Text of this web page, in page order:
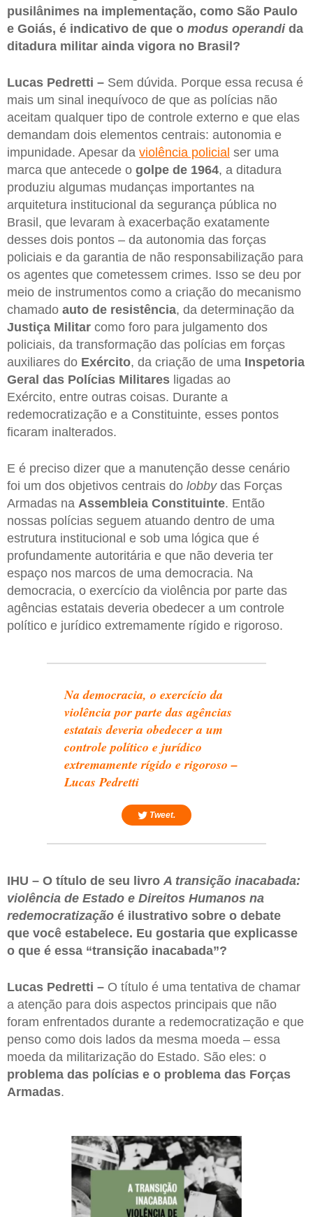
pusilânimes na implementação, como São Paulo
e Goiás, é indicativo de que o modus operandida
ditadura militar ainda vigora no Brasil?
Lucas Pedretti – Sem dúvida. Porque essa recusa é
mais um sinal inequívoco de que as polícias não
aceitam qualquer tipo de controle externo e que elas
demandam dois elementos centrais: autonomia e
impunidade. Apesar da violência policial ser uma
marca que antecede o golpe de 1964, a ditadura
produziu algumas mudanças importantes na
arquitetura institucional da segurança pública no
Brasil, que levaram à exacerbação exatamente
desses dois pontos – da autonomia das forças
policiais e da garantia de não responsabilização para
os agentes que cometessem crimes. Isso se deu por
meio de instrumentos como a criação do mecanismo
chamado auto de resistência, da determinação da
Justiça Militar como foro para julgamento dos
policiais, da transformação das polícias em forças
auxiliares do Exército, da criação de uma Inspetoria
Geral das Polícias Militares ligadas ao
Exército, entre outras coisas. Durante a
redemocratização e a Constituinte, esses pontos
ficaram inalterados.
E é preciso dizer que a manutenção desse cenário
foi um dos objetivos centrais do lobbydas Forças
Armadas na Assembleia Constituinte. Então
nossas polícias seguem atuando dentro de uma
estrutura institucional e sob uma lógica que é
profundamente autoritária e que não deveria ter
espaço nos marcos de uma democracia. Na
democracia, o exercício da violência por parte das
agências estatais deveria obedecer a um controle
político e jurídico extremamente rígido e rigoroso.
Na democracia, o exercício da
violência por parte das agências
estatais deveria obedecer a um
controle político e jurídico
extremamente rígido e rigoroso –
Lucas Pedretti
Tweet.
IHU – O título de seu livro A transição inacabada:
violência de Estado e Direitos Humanos na
redemocratização é ilustrativo sobre o debate
que você estabelece. Eu gostaria que explicasse
o que é essa “transição inacabada”?
Lucas Pedretti – O título é uma tentativa de chamar
a atenção para dois aspectos principais que não
foram enfrentados durante a redemocratização e que
penso como dois lados da mesma moeda – essa
moeda da militarização do Estado. São eles: o
problema das polícias e o problema das Forças
Armadas.